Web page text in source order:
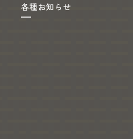
各種お知らせ